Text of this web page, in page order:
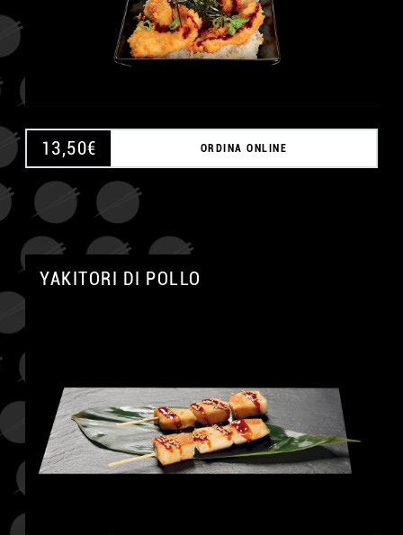
13,50€ ORDINA ONLINE
YAKITORI DI POLLO